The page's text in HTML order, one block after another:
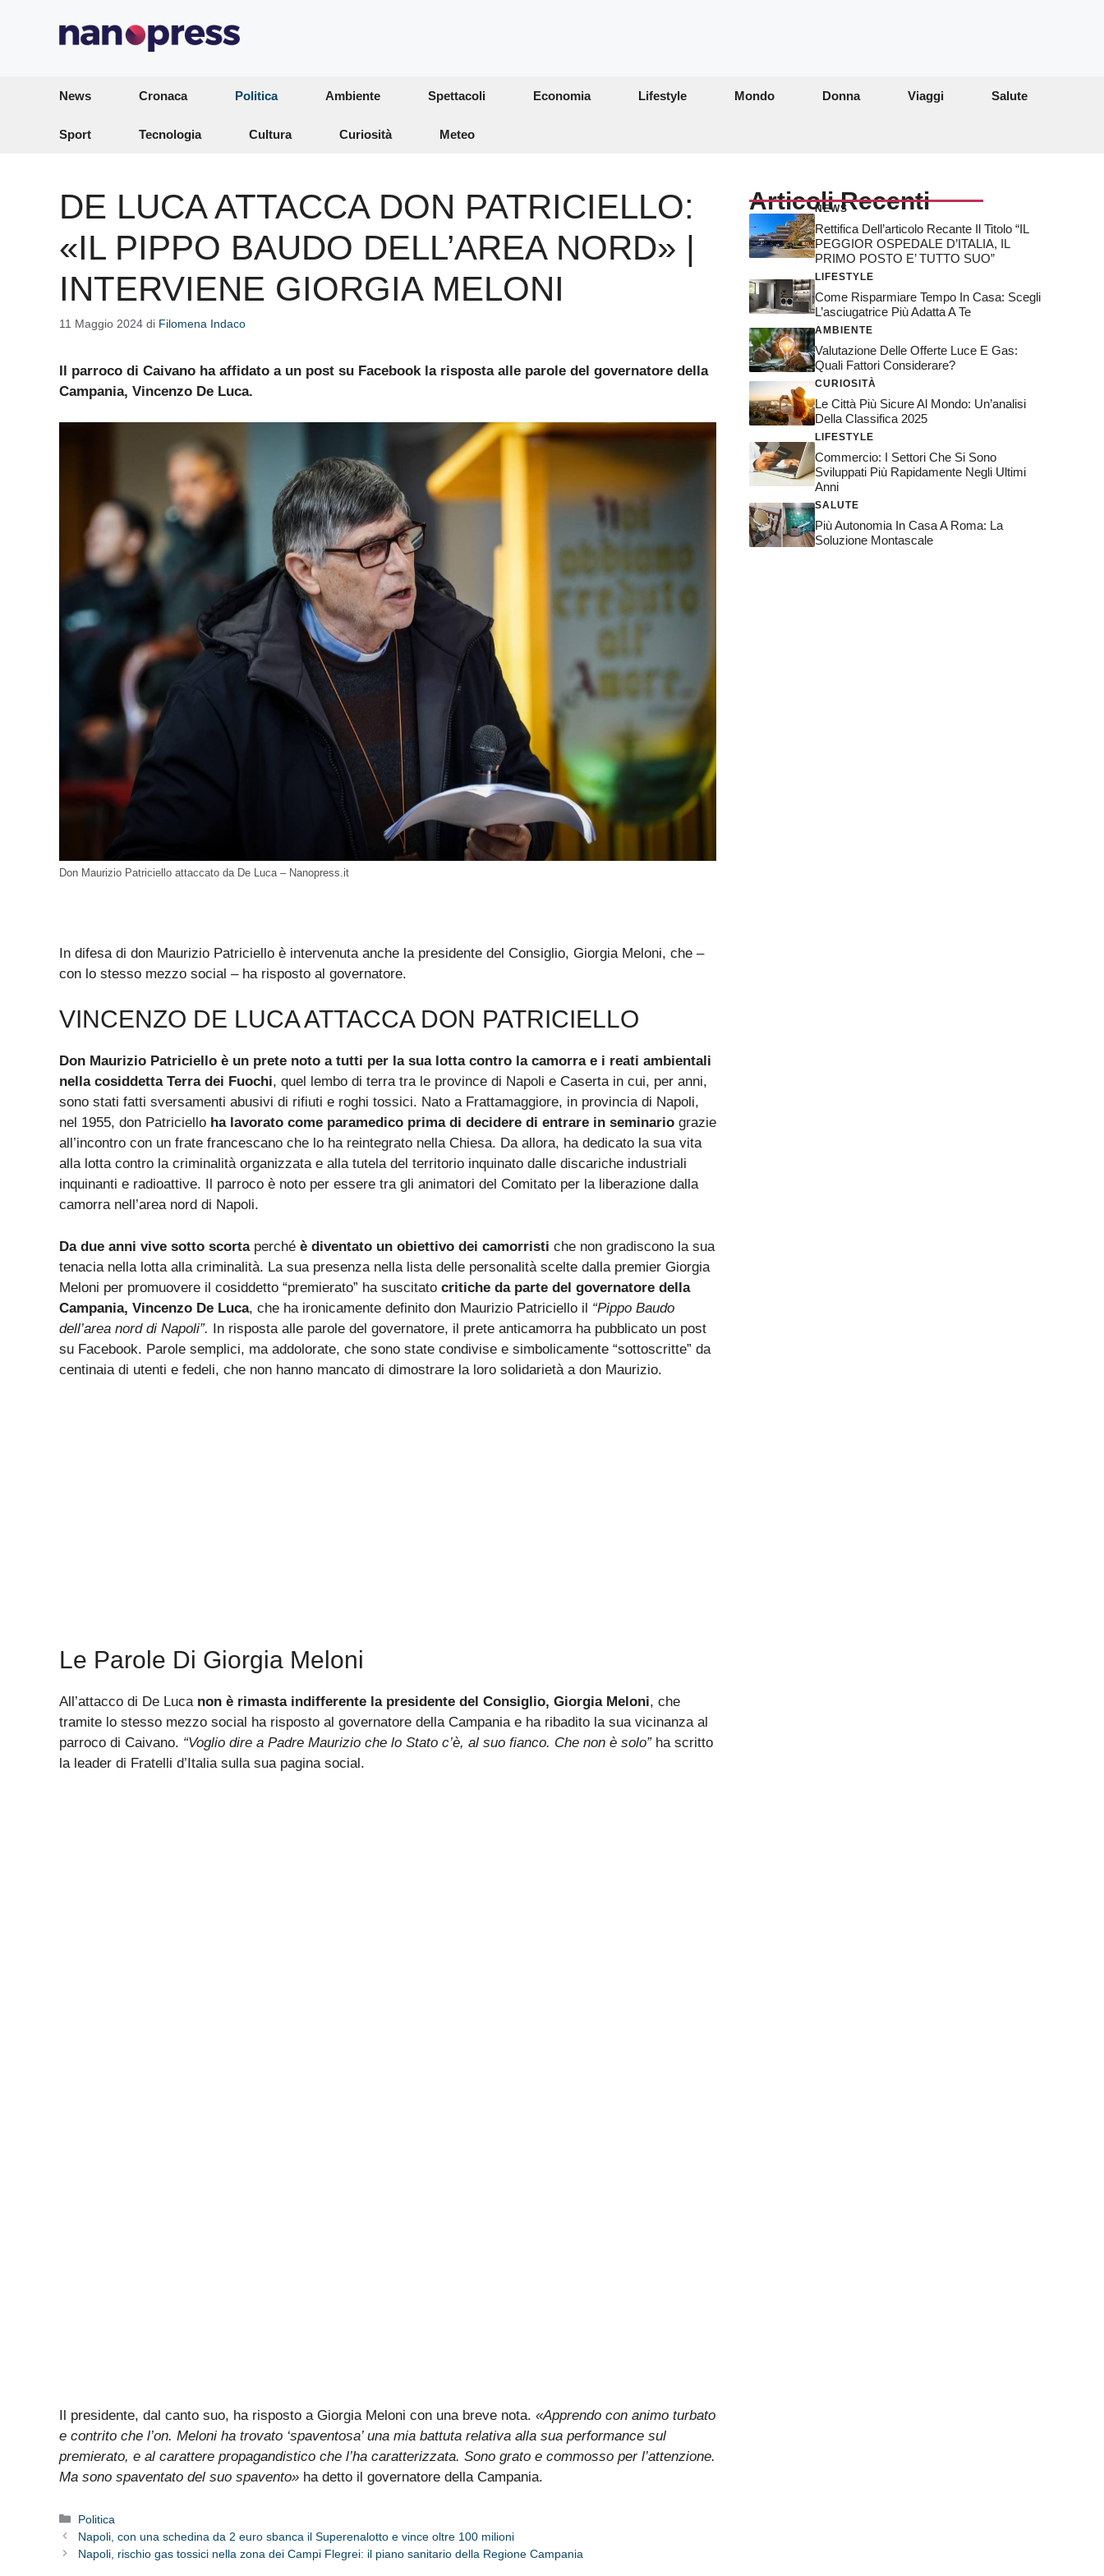
News Cronaca Politica Ambiente Spettacoli Economia Lifestyle Mondo Donna Viaggi Salute
Sport Tecnologia Cultura Curiosità Meteo
DE LUCA ATTACCA DON PATRICIELLO:
«IL PIPPO BAUDO DELL’AREA NORD» |
INTERVIENE GIORGIA MELONI
11 Maggio 2024 di Filomena Indaco
Il parroco di Caivano ha affidato a un post su Facebook la risposta alle parole del governatore della
Campania, Vincenzo De Luca.
Don Maurizio Patriciello attaccato da De Luca – Nanopress.it
In difesa di don Maurizio Patriciello è intervenuta anche la presidente del Consiglio, Giorgia Meloni, che –
con lo stesso mezzo social – ha risposto al governatore.
VINCENZO DE LUCA ATTACCA DON PATRICIELLO
Don Maurizio Patriciello è un prete noto a tutti per la sua lotta contro la camorra e i reati ambientali
nella cosiddetta Terra dei Fuochi, quel lembo di terra tra le province di Napoli e Caserta in cui, per anni,
sono stati fatti sversamenti abusivi di rifiuti e roghi tossici. Nato a Frattamaggiore, in provincia di Napoli,
nel 1955, don Patriciello ha lavorato come paramedico prima di decidere di entrare in seminario grazie
all’incontro con un frate francescano che lo ha reintegrato nella Chiesa. Da allora, ha dedicato la sua vita
alla lotta contro la criminalità organizzata e alla tutela del territorio inquinato dalle discariche industriali
inquinanti e radioattive. Il parroco è noto per essere tra gli animatori del Comitato per la liberazione dalla
camorra nell’area nord di Napoli.
Da due anni vive sotto scortaperché è diventato un obiettivo dei camorristi che non gradiscono la sua
tenacia nella lotta alla criminalità. La sua presenza nella lista delle personalità scelte dalla premier Giorgia
Meloni per promuovere il cosiddetto “premierato” ha suscitato critiche da parte del governatore della
Campania, Vincenzo De Luca, che ha ironicamente definito don Maurizio Patriciello il “Pippo Baudo
dell’area nord di Napoli”. In risposta alle parole del governatore, il prete anticamorra ha pubblicato un post
su Facebook. Parole semplici, ma addolorate, che sono state condivise e simbolicamente “sottoscritte” da
centinaia di utenti e fedeli, che non hanno mancato di dimostrare la loro solidarietà a don Maurizio.
Le Parole Di Giorgia Meloni
All’attacco di De Luca non è rimasta indifferente la presidente del Consiglio, Giorgia Meloni, che
tramite lo stesso mezzo social ha risposto al governatore della Campania e ha ribadito la sua vicinanza al
parroco di Caivano. “Voglio dire a Padre Maurizio che lo Stato c’è, al suo fianco. Che non è solo”ha scritto
la leader di Fratelli d’Italia sulla sua pagina social.
Il presidente, dal canto suo, ha risposto a Giorgia Meloni con una breve nota. «Apprendo con animo turbato
e contrito che l’on. Meloni ha trovato ‘spaventosa’ una mia battuta relativa alla sua performance sul
premierato, e al carattere propagandistico che l’ha caratterizzata. Sono grato e commosso per l’attenzione.
Ma sono spaventato del suo spavento» ha detto il governatore della Campania.
Categorie
Politica
Napoli, con una schedina da 2 euro sbanca il Superenalotto e vince oltre 100 milioni
Napoli, rischio gas tossici nella zona dei Campi Flegrei: il piano sanitario della Regione Campania
Articoli Recenti
NEWS
Rettifica Dell’articolo Recante Il Titolo “IL
PEGGIOR OSPEDALE D’ITALIA, IL
PRIMO POSTO E’ TUTTO SUO”
LIFESTYLE
Come Risparmiare Tempo In Casa: Scegli
L’asciugatrice Più Adatta A Te
AMBIENTE
Valutazione Delle Offerte Luce E Gas:
Quali Fattori Considerare?
CURIOSITÀ
Le Città Più Sicure Al Mondo: Un’analisi
Della Classifica 2025
LIFESTYLE
Commercio: I Settori Che Si Sono
Sviluppati Più Rapidamente Negli Ultimi
Anni
SALUTE
Più Autonomia In Casa A Roma: La
Soluzione Montascale